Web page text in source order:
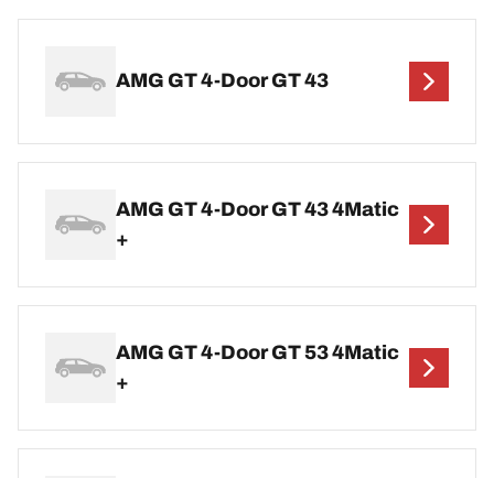
AMG GT 4-Door GT 43
AMG GT 4-Door GT 43 4Matic
+
AMG GT 4-Door GT 53 4Matic
+